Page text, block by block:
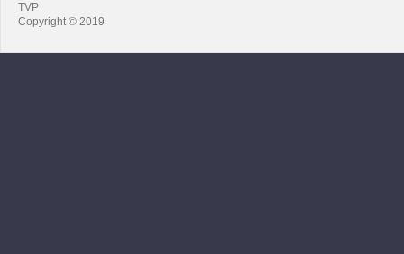
TVP
Copyright © 2019